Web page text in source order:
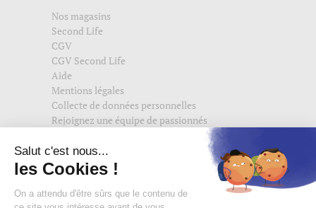
Nos magasins
Second Life
CGV
CGV Second Life
Aide
Mentions légales
Collecte de données personnelles
Rejoignez une équipe de passionnés
edisac.com
edisac.nl.
Rejoignez la communauté edisac :